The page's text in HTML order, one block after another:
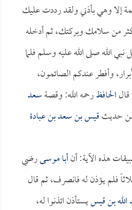
إلا وهي بأذني ولقد رددت عليك
من سلامك وبركتك، ثم أدخله
نبي الله صلى الله عليه وسلم فلما
وأفطر عندكم الصائمون،
الحافظرحمه الله: وقصةسعد
حديثقيس بن سعد بن عبادة
هذه الآية: أنأبا موسىرضي
فلم يؤذن له فانصرف، ثم قال
الله بن قيسيستأذن ائذنوا له،